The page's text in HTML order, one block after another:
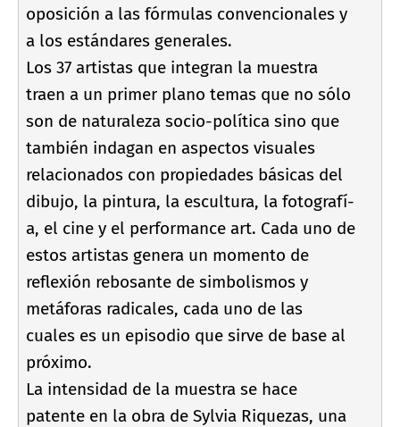
oposición a las fórmulas convencionales y
a los estándares generales.
Los 37 artistas que integran la muestra
traen a un primer plano temas que no sólo
son de naturaleza socio-polí­tica sino que
también indagan en aspectos visuales
relacionados con propiedades básicas del
dibujo, la pintura, la escultura, la fotografí­
a, el cine y el performance art. Cada uno de
estos artistas genera un momento de
reflexión rebosante de simbolismos y
metáforas radicales, cada uno de las
cuales es un episodio que sirve de base al
próximo.
La intensidad de la muestra se hace
patente en la obra de Sylvia Riquezas, una